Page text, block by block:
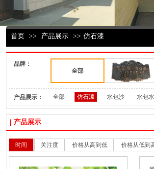
首页 >> 产品展示 >> 仿石漆
品牌：
全部
恩艺彩
产品展示： 全部 仿石漆 水包沙 水包水
产品展示
时间 关注度 价格从高到低 价格从低到